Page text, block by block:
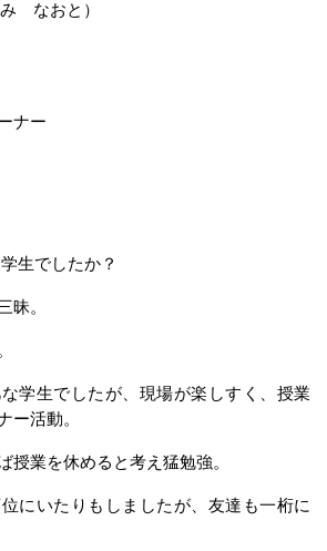
　なおと）
ナー
生でしたか？
昧。
学生でしたが、現場が楽しすく、授業
ー活動。
授業を休めると考え猛勉強。
にいたりもしましたが、友達も一桁に